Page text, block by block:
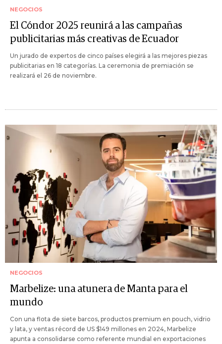
NEGOCIOS
El Cóndor 2025 reunirá a las campañas
publicitarias más creativas de Ecuador
Un jurado de expertos de cinco países elegirá a las mejores piezas
publicitarias en 18 categorías. La ceremonia de premiación se
realizará el 26 de noviembre.
NEGOCIOS
Marbelize: una atunera de Manta para el
mundo
Con una flota de siete barcos, productos premium en pouch, vidrio
y lata, y ventas récord de US $149 millones en 2024, Marbelize
apunta a consolidarse como referente mundial en exportaciones